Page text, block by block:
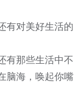
有对美好生活的
有那些生活中不
脑海，唤起你嘴